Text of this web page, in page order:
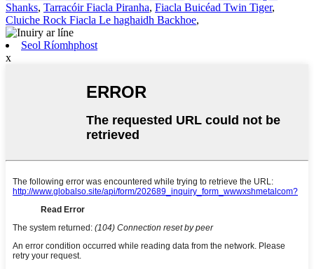
Shanks, Tarracóir Fiacla Piranha, Fiacla Buicéad Twin Tiger,
Cluiche Rock Fiacla Le haghaidh Backhoe,
Seol Ríomhphost
x